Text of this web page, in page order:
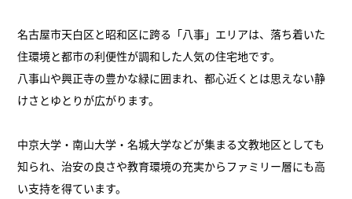
名古屋市天白区と昭和区に跨る「八事」エリアは、落ち着いた
住環境と都市の利便性が調和した人気の住宅地です。
八事山や興正寺の豊かな緑に囲まれ、都心近くとは思えない静
けさとゆとりが広がります。
中京大学・南山大学・名城大学などが集まる文教地区としても
知られ、治安の良さや教育環境の充実からファミリー層にも高
い支持を得ています。